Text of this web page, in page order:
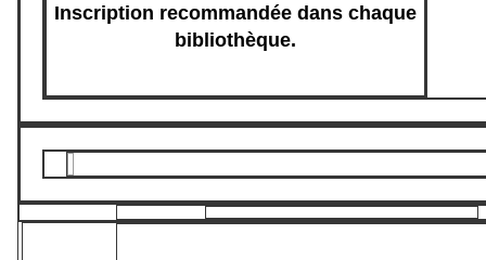
Inscription recommandée dans chaque
bibliothèque.